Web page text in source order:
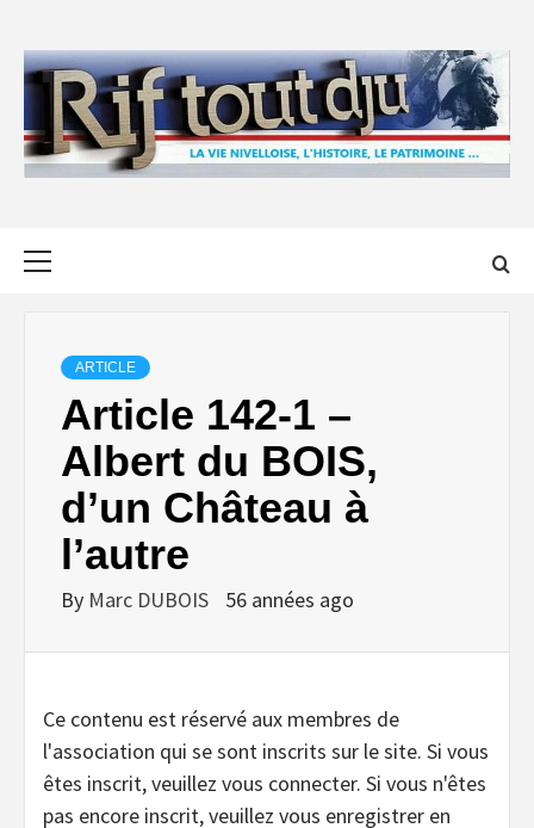
content
ARTICLE
Article 142-1 –
Albert du BOIS,
d’un Château à
l’autre
By Marc DUBOIS 56 années ago
Ce contenu est réservé aux membres de
l'association qui se sont inscrits sur le site. Si vous
êtes inscrit, veuillez vous connecter. Si vous n'êtes
pas encore inscrit, veuillez vous enregistrer en